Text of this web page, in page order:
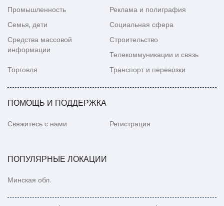
Промышленность
Реклама и полиграфия
Семья, дети
Социальная сфера
Средства массовой
информации
Строительство
Телекоммуникации и связь
Торговля
Транспорт и перевозки
ПОМОЩЬ И ПОДДЕРЖКА
Свяжитесь с нами Регистрация
ПОПУЛЯРНЫЕ ЛОКАЦИИ
Минская обл.